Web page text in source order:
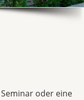
oder eine